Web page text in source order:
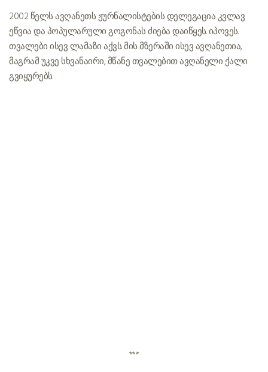
2002 წელს ავღანეთს ჟურნალისტების დელეგაცია კვლავ
ეწვია და პოპულარული გოგონას ძიება დაიწყეს. იპოვეს.
თვალები ისევ ლამაზი აქვს. მის მზერაში ისევ ავღანეთია,
მაგრამ უკვე სხვანაირი, მწანე თვალებით ავღანელი ქალი
გვიყურებს.
***